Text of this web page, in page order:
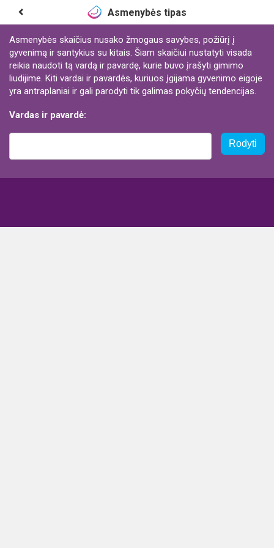
Asmenybės tipas
Asmenybės skaičius nusako žmogaus savybes, požiūrį į
gyvenimą ir santykius su kitais. Šiam skaičiui nustatyti visada
reikia naudoti tą vardą ir pavardę, kurie buvo įrašyti gimimo
liudijime. Kiti vardai ir pavardės, kuriuos įgijama gyvenimo eigoje
yra antraplaniai ir gali parodyti tik galimas pokyčių tendencijas.
Vardas ir pavardė:
Rodyti